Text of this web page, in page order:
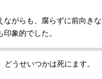
ながらも、腐らずに前向き
印象的でした。
どうせいつかは死にます。